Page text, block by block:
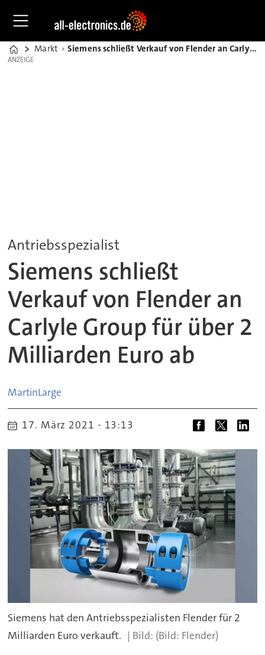
Home
Markt Siemens schließt Verkauf von Flender an Carlyle Group für über 2 Milliarden Euro ab
ANZEIGE
ANZEIGE
Antriebsspezialist
Siemens schließt
Verkauf von Flender an
Carlyle Group für über 2
Milliarden Euro ab
MartinLarge
17. März 2021 - 13:13
Siemens hat den Antriebsspezialisten Flender für 2
Milliarden Euro verkauft.
(Bild: Flender)